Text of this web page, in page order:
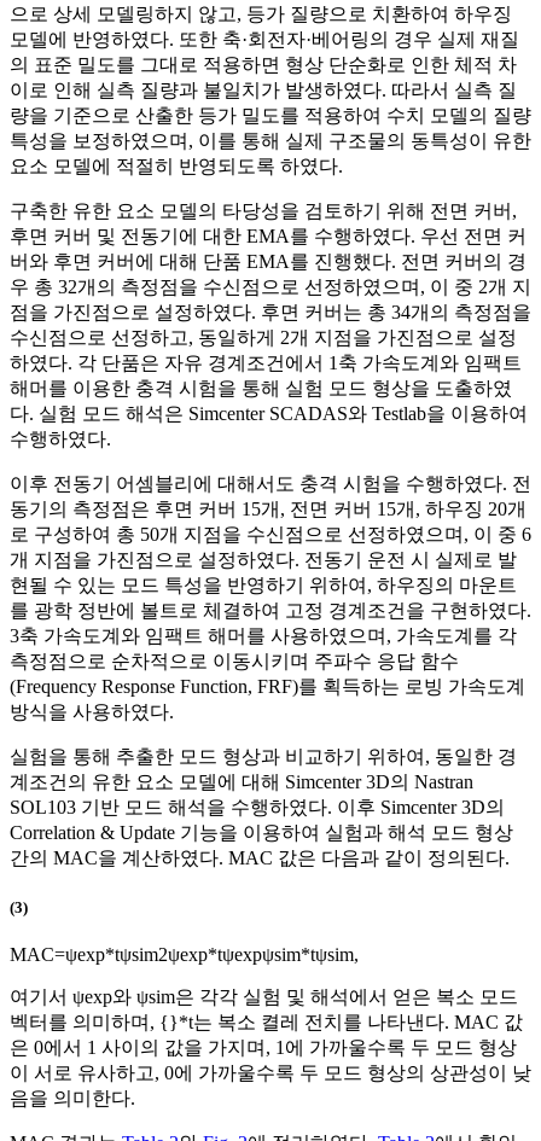
으로 상세 모델링하지 않고, 등가 질량으로 치환하여 하우징
모델에 반영하였다. 또한 축·회전자·베어링의 경우 실제 재질
의 표준 밀도를 그대로 적용하면 형상 단순화로 인한 체적 차
이로 인해 실측 질량과 불일치가 발생하였다. 따라서 실측 질
량을 기준으로 산출한 등가 밀도를 적용하여 수치 모델의 질량
특성을 보정하였으며, 이를 통해 실제 구조물의 동특성이 유한
요소 모델에 적절히 반영되도록 하였다.
구축한 유한 요소 모델의 타당성을 검토하기 위해 전면 커버,
후면 커버 및 전동기에 대한 EMA를 수행하였다. 우선 전면 커
버와 후면 커버에 대해 단품 EMA를 진행했다. 전면 커버의 경
우 총 32개의 측정점을 수신점으로 선정하였으며, 이 중 2개 지
점을 가진점으로 설정하였다. 후면 커버는 총 34개의 측정점을
수신점으로 선정하고, 동일하게 2개 지점을 가진점으로 설정
하였다. 각 단품은 자유 경계조건에서 1축 가속도계와 임팩트
해머를 이용한 충격 시험을 통해 실험 모드 형상을 도출하였
다. 실험 모드 해석은 Simcenter SCADAS와 Testlab을 이용하여
수행하였다.
이후 전동기 어셈블리에 대해서도 충격 시험을 수행하였다. 전
동기의 측정점은 후면 커버 15개, 전면 커버 15개, 하우징 20개
로 구성하여 총 50개 지점을 수신점으로 선정하였으며, 이 중 6
개 지점을 가진점으로 설정하였다. 전동기 운전 시 실제로 발
현될 수 있는 모드 특성을 반영하기 위하여, 하우징의 마운트
를 광학 정반에 볼트로 체결하여 고정 경계조건을 구현하였다.
3축 가속도계와 임팩트 해머를 사용하였으며, 가속도계를 각
측정점으로 순차적으로 이동시키며 주파수 응답 함수
(Frequency Response Function, FRF)를 획득하는 로빙 가속도계
방식을 사용하였다.
실험을 통해 추출한 모드 형상과 비교하기 위하여, 동일한 경
계조건의 유한 요소 모델에 대해 Simcenter 3D의 Nastran
SOL103 기반 모드 해석을 수행하였다. 이후 Simcenter 3D의
Correlation & Update 기능을 이용하여 실험과 해석 모드 형상
간의 MAC을 계산하였다. MAC 값은 다음과 같이 정의된다.
(3)
MAC=ψexp*tψsim2ψexp*tψexpψsim*tψsim,
여기서 ψexp와 ψsim은 각각 실험 및 해석에서 얻은 복소 모드
벡터를 의미하며, {}*t는 복소 켤레 전치를 나타낸다. MAC 값
은 0에서 1 사이의 값을 가지며, 1에 가까울수록 두 모드 형상
이 서로 유사하고, 0에 가까울수록 두 모드 형상의 상관성이 낮
음을 의미한다.